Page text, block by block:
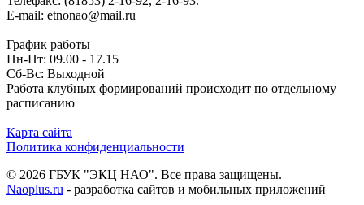
E-mail: etnonao@mail.ru
График работы
Пн-Пт: 09.00 - 17.15
Сб-Вс: Выходной
Работа клубных формирований происходит по отдельному
расписанию
Карта сайта
Политика конфиденциальности
© 2026 ГБУК "ЭКЦ НАО". Все права защищены.
Naoplus.ru - разработка сайтов и мобильных приложений